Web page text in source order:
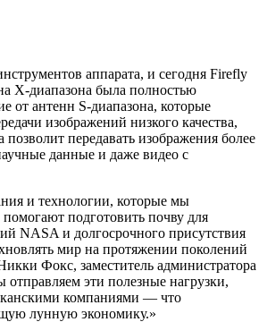
аппарата, и сегодня Firefly
X-диапазона была полностью
от антенн S-диапазона, которые
изображений низкого качества,
позволит передавать изображения более
данные и даже видео с
и технологии, которые мы
подготовить почву для
NASA и долгосрочного присутствия
мир на протяжении поколений
Фокс, заместитель администратора
эти полезные нагрузки,
компаниями — что
лунную экономику.»